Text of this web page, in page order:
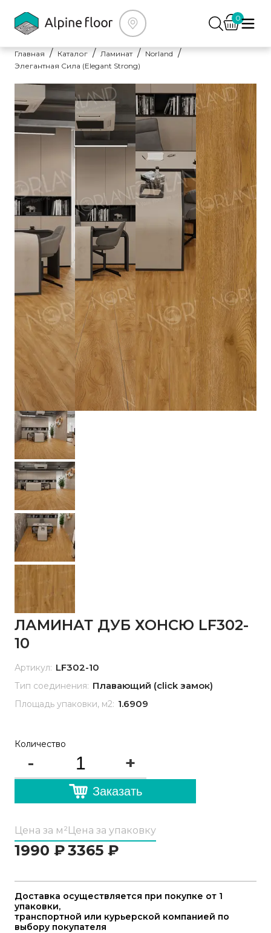
0
Главная Каталог Ламинат
Norland
Элегантная Сила (Elegant Strong)
ЛАМИНАТ ДУБ ХОНСЮ LF302-
10
Артикул: LF302-10
Тип соединения: Плавающий (click замок)
Площадь упаковки, м2: 1.6909
Количество
- +
Заказать
Цена за м²
1990 ₽
Цена за упаковку
3365 ₽
Доставка осуществляется при покупке от 1
упаковки,
транспортной или курьерской компанией по
выбору покупателя